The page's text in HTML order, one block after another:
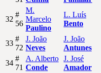
32
#
56
M.
Marcelo
Paulino
L. Luís
Bento
33
#
72
J. João
Neves
J. João
Antunes
34
#
71
A. Alberto
Conde
J. José
Amador